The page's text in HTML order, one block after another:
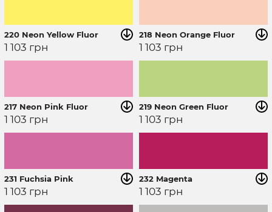
220 Neon Yellow Fluor
1 103 грн
218 Neon Orange Fluor
1 103 грн
217 Neon Pink Fluor
1 103 грн
219 Neon Green Fluor
1 103 грн
231 Fuchsia Pink
1 103 грн
232 Magenta
1 103 грн